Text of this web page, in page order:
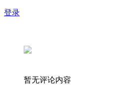
登录
暂无评论内容